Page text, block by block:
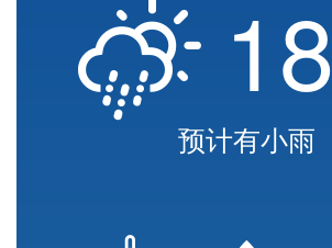
18
预计有小雨